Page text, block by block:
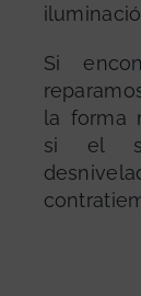
Si
la forma
si el